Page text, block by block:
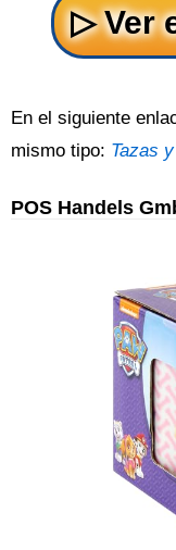
En el siguiente
mismo tipo: Tazas
POS Handels